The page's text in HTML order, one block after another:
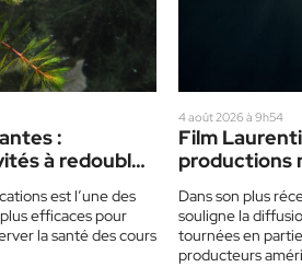
:
à redoubler
est l’une des
efficaces pour
la santé des cours
4 août 2026 à 9h54
Film
productions
Dans son plus
souligne la
tournées en
producteurs